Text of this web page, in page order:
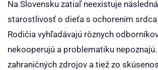
Na Slovensku zatiaľ neexistuje
starostlivosť o dieťa s ochorením srdca
Rodičia vyhľadávajú rôznych
nekooperujú a problematiku
zahraničných zdrojov a tiež zo